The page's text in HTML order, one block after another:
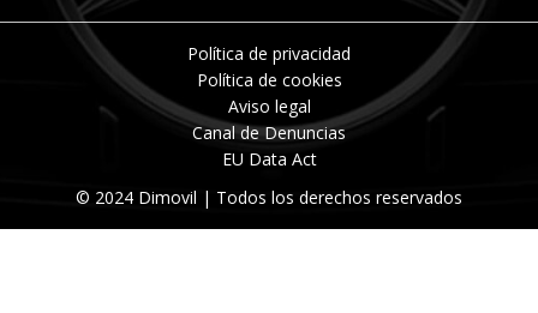
© 2024 Dimovil | Todos los derechos reservados
Política de privacidad
Política de cookies
Aviso legal
Canal de Denuncias
EU Data Act